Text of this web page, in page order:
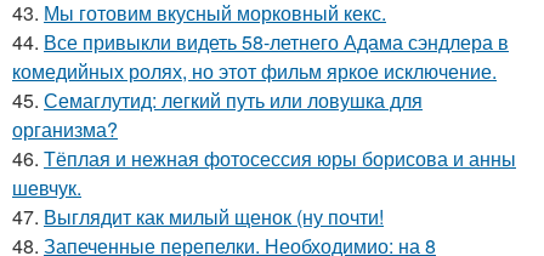
43. Мы готовим вкусный морковный кекс.
44. Все привыкли видеть 58-летнего Адама сэндлера в
комедийных ролях, но этот фильм яркое исключение.
45. Семаглутид: легкий путь или ловушка для
организма?
46. Тёплая и нежная фотосессия юры борисова и анны
шевчук.
47. Выглядит как милый щенок (ну почти!
48. Запеченные перепелки. Необходимио: на 8